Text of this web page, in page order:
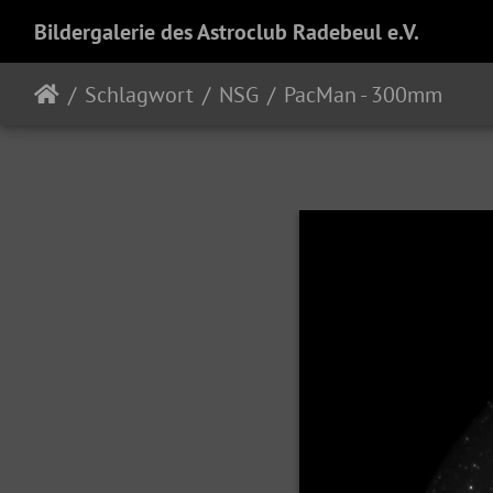
Bildergalerie des Astroclub Radebeul e.V.
Schlagwort NSG PacMan - 300mm